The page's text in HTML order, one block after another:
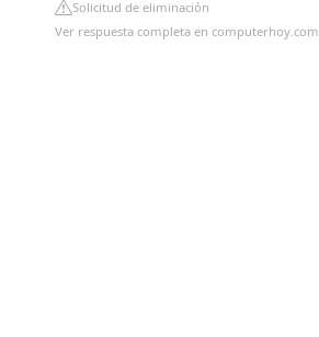
Solicitud de eliminación
Ver respuesta completa en computerhoy.com